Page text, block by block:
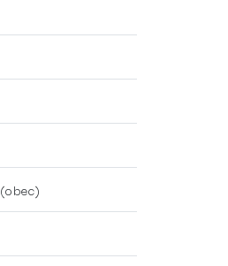
(obec)